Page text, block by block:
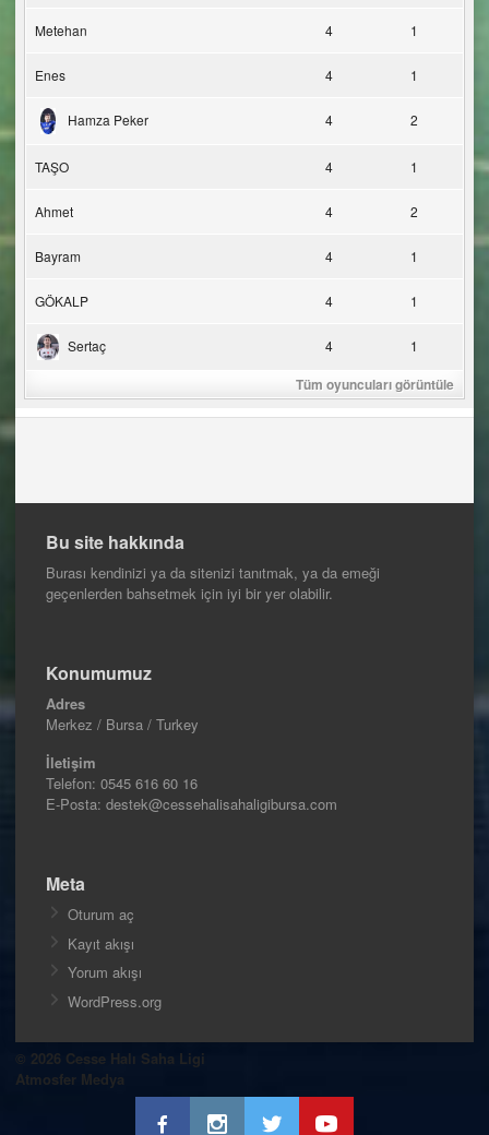
Metehan 4 1
Enes 4 1
Hamza Peker 4 2
TAŞO 4 1
Ahmet 4 2
Bayram 4 1
GÖKALP 4 1
Sertaç 4 1
Tüm oyuncuları görüntüle
Bu site hakkında
Burası kendinizi ya da sitenizi tanıtmak, ya da emeği
geçenlerden bahsetmek için iyi bir yer olabilir.
Konumumuz
Adres
Merkez / Bursa / Turkey
İletişim
Telefon: 0545 616 60 16
E-Posta: destek@cessehalisahaligibursa.com
Meta
Oturum aç
Kayıt akışı
Yorum akışı
WordPress.org
© 2026 Cesse Halı Saha Ligi
Atmosfer Medya